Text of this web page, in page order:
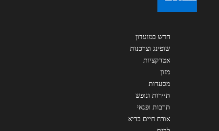
חדש במועדון
שופינג וצרכנות
אטרקציות
מזון
מסעדות
תיירות ונופש
תרבות ופנאי
אורח חיים בריא